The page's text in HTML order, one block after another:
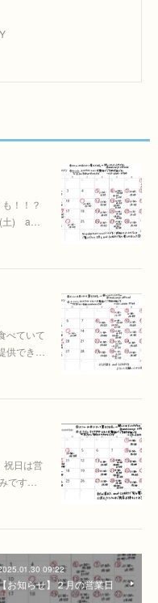
！！？
(土) a…
べていて
供でき…
祝日は営
です…
09:22
お知らせ】２月の営業日